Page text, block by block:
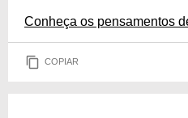
Conheça os pensamentos
COPIAR